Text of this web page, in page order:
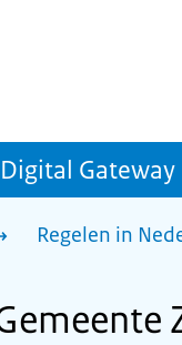
Gateway
Regelen in